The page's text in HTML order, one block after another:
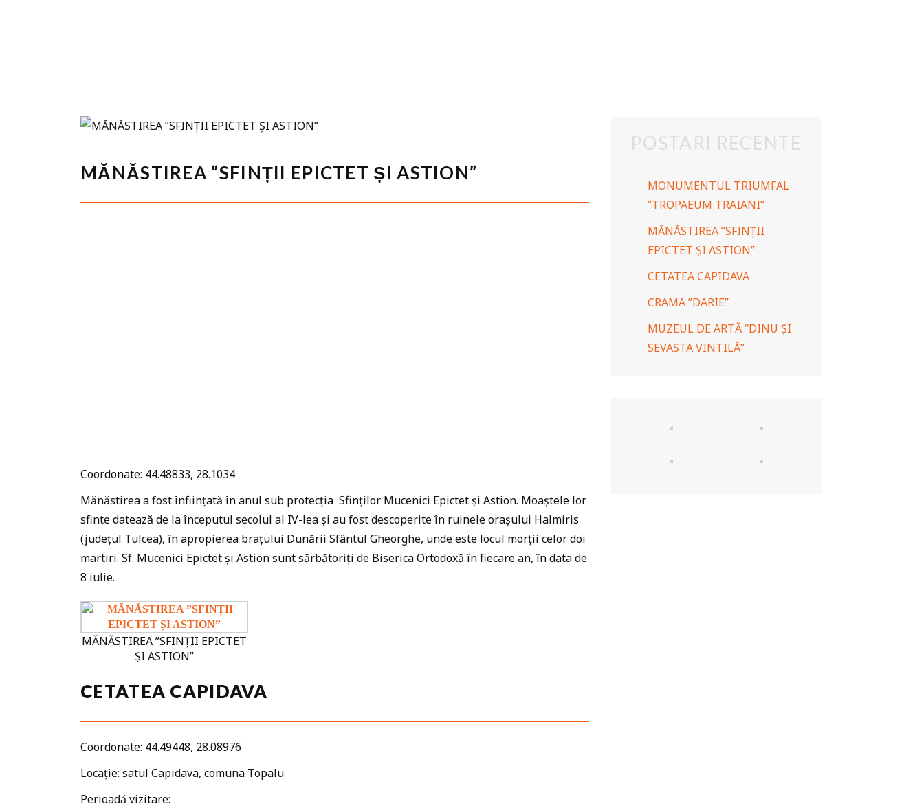
MĂNĂSTIREA ”SFINȚII EPICTET ȘI ASTION”
Coordonate: 44.48833, 28.1034
Mănăstirea a fost înființată în anul sub protecția Sfinților Mucenici Epictet și Astion. Moaștele lor
sfinte datează de la începutul secolul al IV-lea și au fost descoperite în ruinele orașului Halmiris
(județul Tulcea), în apropierea brațului Dunării Sfântul Gheorghe, unde este locul morții celor doi
martiri. Sf. Mucenici Epictet și Astion sunt sărbătoriți de Biserica Ortodoxă în fiecare an, în data de
8 iulie.
MĂNĂSTIREA ”SFINȚII EPICTET
ȘI ASTION”
CETATEA CAPIDAVA
Coordonate: 44.49448, 28.08976
Locație: satul Capidava, comuna Topalu
Perioadă vizitare:
POSTARI RECENTE
MONUMENTUL TRIUMFAL
“TROPAEUM TRAIANI”
MĂNĂSTIREA ”SFINȚII
EPICTET ȘI ASTION”
CETATEA CAPIDAVA
CRAMA ”DARIE”
MUZEUL DE ARTĂ “DINU ȘI
SEVASTA VINTILĂ”